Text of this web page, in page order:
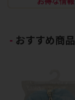
おすすめ商品